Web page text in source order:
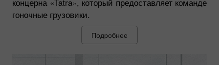
концерна «Tatra», который предоставляет команде
гоночные грузовики.
Подробнее